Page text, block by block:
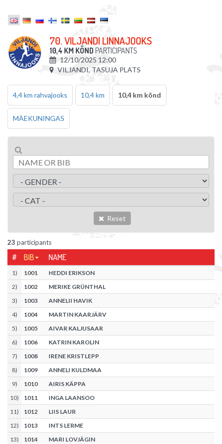
70. VILJANDI LINNAJOOKS
10,4 KM KÕND PARTICIPANTS
12/10/2025 12:00
VILJANDI, TASUJA PLATS
4,4 km rahvajooks 10,4 km 10,4 km kõnd
MÄEKUNINGAS
Reset
23 participants
# BIB NAME
1) 1001
HEDDI ERIKSON
2) 1002
MERIKE GRÜNTHAL
3) 1003
ANNELII HAVIK
4) 1004
MARTIN KAARJÄRV
5) 1005
AIVAR KALJUSAAR
6) 1006
KATRIN KAROLIN
7) 1008
IRENE KRISTLEPP
8) 1009
ANNELI KULDMAA
9) 1010
AIRIS KÄPPA
10) 1011
INGA LAANSOO
11) 1012
LIIS LAUR
12) 1013
INTS LERME
13) 1014 MARI LOVJÄGIN